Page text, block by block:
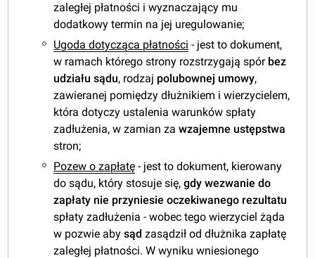
zaległej płatności i wyznaczający mu
dodatkowy termin na jej uregulowanie;
Ugoda dotycząca płatności - jest to dokument,
w ramach którego strony rozstrzygają spór bez
udziału sądu, rodzaj polubownej umowy,
zawieranej pomiędzy dłużnikiem i wierzycielem,
która dotyczy ustalenia warunków spłaty
zadłużenia, w zamian zawzajemne ustępstwa
stron;
Pozew o zapłatę - jest to dokument, kierowany
do sądu, który stosuje się,gdy wezwanie do
zapłaty nie przyniesie oczekiwanego rezultatu
spłaty zadłużenia - wobec tego wierzyciel żąda
w pozwie abysąd zasądził od dłużnika zapłatę
zaległej płatności. W wyniku wniesionego